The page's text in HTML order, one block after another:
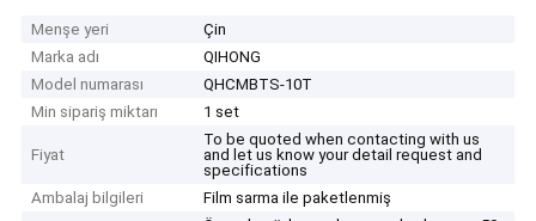
Menşe yeri
Çin
Marka adı
QIHONG
Model numarası
QHCMBTS-10T
Min sipariş miktarı
1 set
Fiyat
To be quoted when contacting with us
and let us know your detail request and
specifications
Ambalaj bilgileri
Film sarma ile paketlenmiş